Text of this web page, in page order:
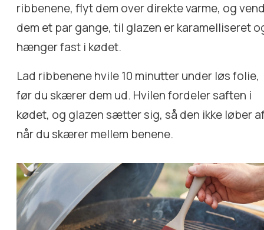
ribbenene, flyt dem over direkte varme, og
dem et par gange, til glazen er karamelliseret
hænger fast i kødet.
Lad ribbenene hvile 10 minutter under løs folie,
før du skærer dem ud. Hvilen fordeler saften i
kødet, og glazen sætter sig, så den ikke løber
når du skærer mellem benene.